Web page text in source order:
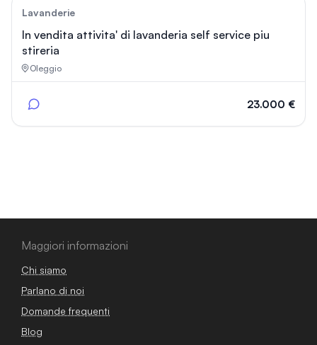
Lavanderie
In vendita attivita' di lavanderia self service piu
stireria
Oleggio
23.000 €
Maggiori informazioni
Chi siamo
Parlano di noi
Domande frequenti
Blog